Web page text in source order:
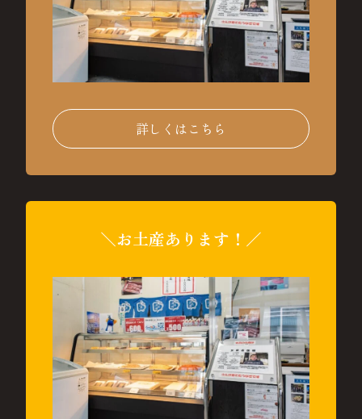
詳しくはこちら
＼お土産あります！／